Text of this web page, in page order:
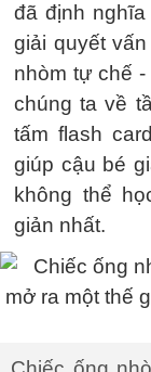
đã định
giải quyết
nhòm tự chế
chúng ta về
tấm flash
giúp cậu bé
không thể
giản nhất.